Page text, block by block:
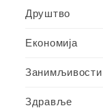
Друштво
Економија
Занимљивости
Здравље